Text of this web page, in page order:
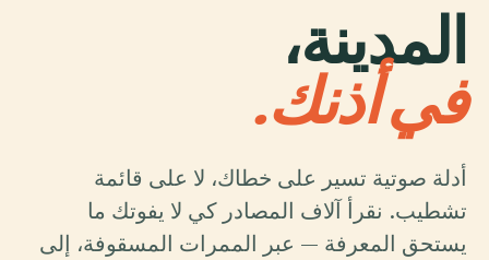
المدينة،
في أذنك.
أدلة صوتية تسير على خطاك، لا على قائمة
تشطيب. نقرأ آلاف المصادر كي لا يفوتك ما
يستحق المعرفة — عبر الممرات المسقوفة، إلى